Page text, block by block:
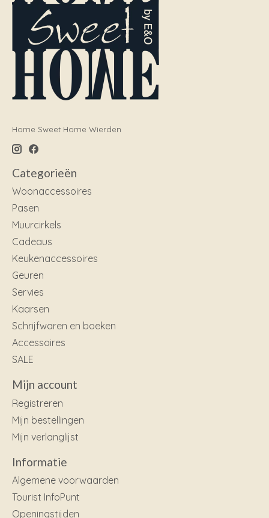
Home Sweet Home Wierden
Categorieën
Woonaccessoires
Pasen
Muurcirkels
Cadeaus
Keukenaccessoires
Geuren
Servies
Kaarsen
Schrijfwaren en boeken
Accessoires
SALE
Mijn account
Registreren
Mijn bestellingen
Mijn verlanglijst
Informatie
Algemene voorwaarden
Tourist InfoPunt
Openingstijden